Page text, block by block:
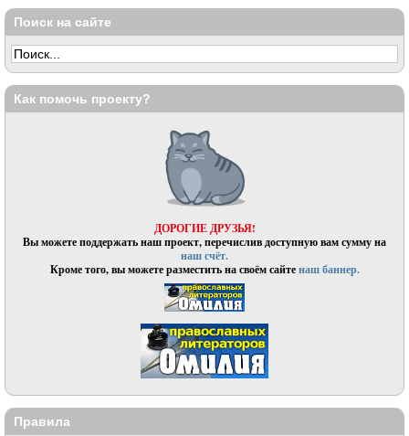
Поиск на сайте
Как помочь проекту?
ДОРОГИЕ ДРУЗЬЯ!
Вы можете поддержать наш проект, перечислив доступную вам сумму на
наш счёт.
Кроме того, вы можете разместить на своём сайтенаш баннер.
Правила